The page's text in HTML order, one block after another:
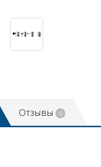
Отзывы 0